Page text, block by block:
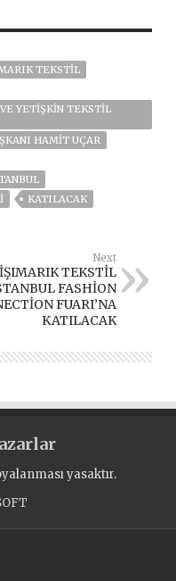
TEKSTIL
YETIŞKIN TEKSTIL
HAMIT UÇAR
KATILACAK
Next
TEKSTİL
FASHİON
FUARI’NA
KATILACAK
yasaktır.